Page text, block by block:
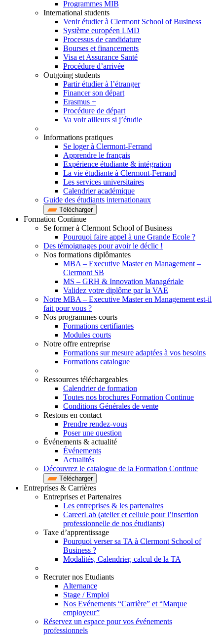
Programmes MIB
International students
Venir étudier à Clermont School of Business
Système européen LMD
Processus de candidature
Bourses et financements
Visa et Assurance Santé
Procédure d’arrivée
Outgoing students
Partir étudier à l’étranger
Financer son départ
Erasmus +
Procédure de départ
Va voir ailleurs si j’étudie
Informations pratiques
Se loger à Clermont-Ferrand
Apprendre le français
Expérience étudiante & intégration
La vie étudiante à Clermont-Ferrand
Les services universitaires
Calendrier académique
Guide des étudiants internationaux
Télécharger
Formation Continue
Se former à Clermont School of Business
Pourquoi faire appel à une Grande Ecole ?
Des témoignages pour avoir le déclic !
Nos formations diplômantes
MBA – Executive Master en Management –
Clermont SB
MS – GRH & Innovation Managériale
Validez votre diplôme par la VAE
Notre MBA – Executive Master en Management est-il
fait pour vous ?
Nos programmes courts
Formations certifiantes
Modules courts
Notre offre entreprise
Formations sur mesure adaptées à vos besoins
Formations catalogue
Ressources téléchargeables
Calendrier de formation
Toutes nos brochures Formation Continue
Conditions Générales de vente
Restons en contact
Prendre rendez-vous
Poser une question
Événements & actualité
Événements
Actualités
Découvrez le catalogue de la Formation Continue
Télécharger
Entreprises & Carrières
Entreprises et Partenaires
Les entreprises & les partenaires
CareerLab (atelier et cellule pour l’insertion
professionnelle de nos étudiants)
Taxe d’apprentissage
Pourquoi verser sa TA à Clermont School of
Business ?
Modalités, Calendrier, calcul de la TA
Recruter nos Etudiants
Alternance
Stage / Emploi
Nos Evénements “Carrière” et “Marque
employeur”
Réservez un espace pour vos événements
professionnels